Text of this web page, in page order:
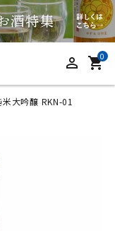
person_outline 0
shopping_cart
大吟醸 RKN-01